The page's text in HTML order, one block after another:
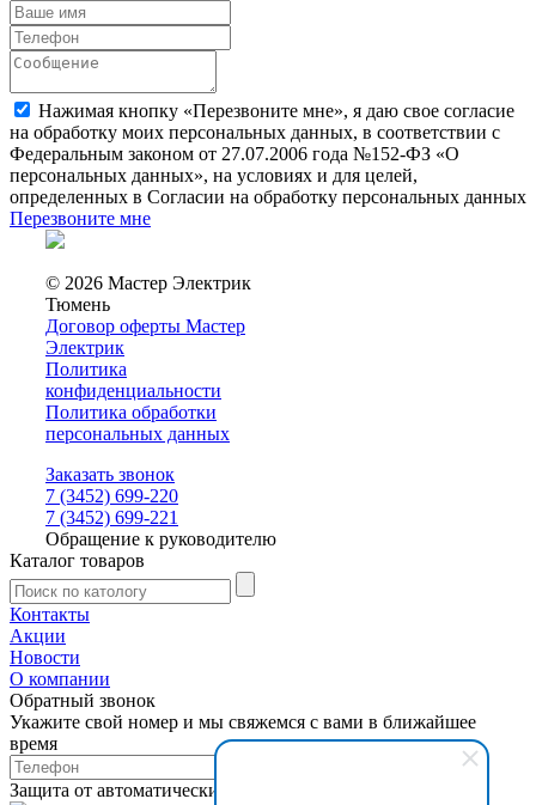
Нажимая кнопку «Перезвоните мне», я даю свое согласие
на обработку моих персональных данных, в соответствии с
Федеральным законом от 27.07.2006 года №152-ФЗ «О
персональных данных», на условиях и для целей,
определенных в Согласии на обработку персональных данных
Перезвоните мне
© 2026 Мастер Электрик
Тюмень
Договор оферты Мастер
Электрик
Политика
конфиденциальности
Политика обработки
персональных данных
Заказать звонок
7 (3452) 699-220
7 (3452) 699-221
Обращение к руководителю
Каталог товаров
Контакты
Акции
Новости
О компании
Обратный звонок
Укажите свой номер и мы свяжемся с вами в ближайшее
время
Защита от автоматических сообщений